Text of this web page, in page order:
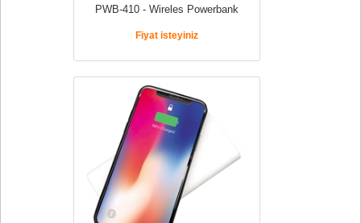
PWB-410 - Wireles Powerbank
Fiyat isteyiniz